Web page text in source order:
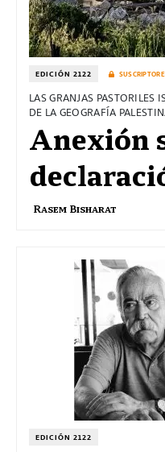
EDICIÓN 2122
LAS GRANJAS PASTORILES
DE LA GEOGRAFÍA
Anexión
Rasem Bisharat
EDICIÓN 2122